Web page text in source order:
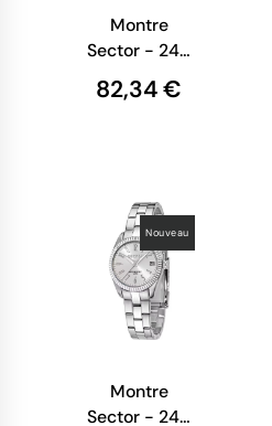
Montre
Sector - 240
-
Multifonction
82,34 €
Nouveau
Montre
Sector - 240